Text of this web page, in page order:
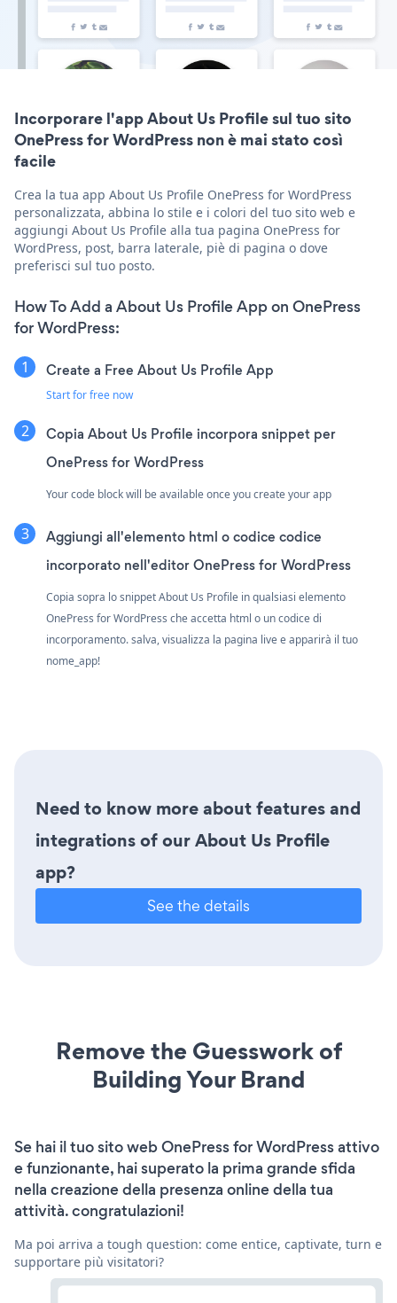
Incorporare l'app About Us Profile sul tuo sito
OnePress for WordPress non è mai stato così
facile
Crea la tua app About Us Profile OnePress for WordPress
personalizzata, abbina lo stile e i colori del tuo sito web e
aggiungi About Us Profile alla tua pagina OnePress for
WordPress, post, barra laterale, piè di pagina o dove
preferisci sul tuo posto.
How To Add a About Us Profile App on OnePress
for WordPress:
Create a Free About Us Profile App
Start for free now
Copia About Us Profile incorpora snippet per
OnePress for WordPress
Your code block will be available once you create your app
Aggiungi all'elemento html o codice codice
incorporato nell'editor OnePress for WordPress
Copia sopra lo snippet About Us Profile in qualsiasi elemento
OnePress for WordPress che accetta html o un codice di
incorporamento. salva, visualizza la pagina live e apparirà il tuo
nome_app!
Need to know more about features and
integrations of our About Us Profile
app?
See the details
Remove the Guesswork of
Building Your Brand
Se hai il tuo sito web OnePress for WordPress attivo
e funzionante, hai superato la prima grande sfida
nella creazione della presenza online della tua
attività. congratulazioni!
Ma poi arriva a tough question: come entice, captivate, turn e
supportare più visitatori?